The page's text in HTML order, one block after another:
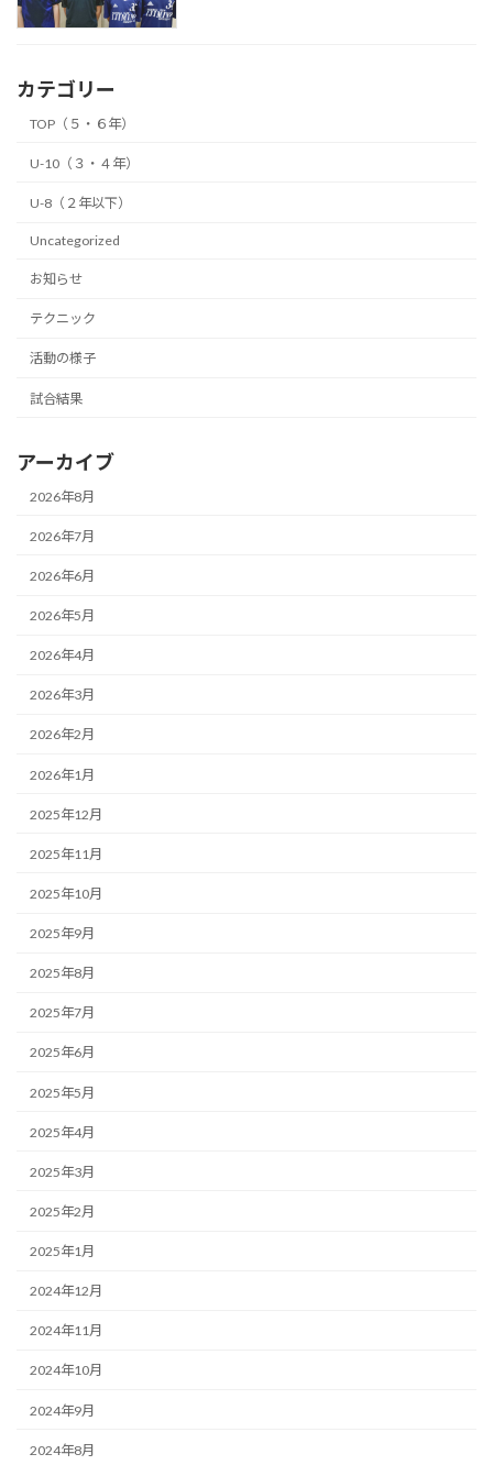
カテゴリー
TOP（５・６年）
U-10（３・４年）
U-8（２年以下）
Uncategorized
お知らせ
テクニック
活動の様子
試合結果
アーカイブ
2026年8月
2026年7月
2026年6月
2026年5月
2026年4月
2026年3月
2026年2月
2026年1月
2025年12月
2025年11月
2025年10月
2025年9月
2025年8月
2025年7月
2025年6月
2025年5月
2025年4月
2025年3月
2025年2月
2025年1月
2024年12月
2024年11月
2024年10月
2024年9月
2024年8月